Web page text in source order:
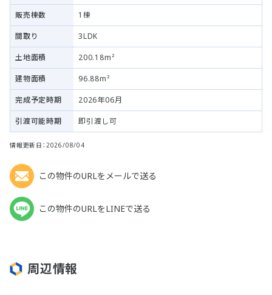
販売棟数 1棟
間取り 3LDK
土地面積 200.18m²
建物面積 96.88m²
完成予定時期 2026年06月
引渡可能時期 即引渡し可
情報更新日：2026/08/04
この物件のURLをメールで送る
この物件のURLをLINEで送る
周辺情報